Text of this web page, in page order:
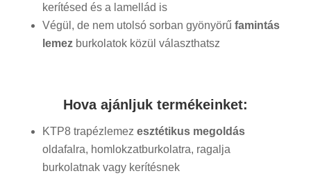
kerítésed és a lamellád is
Végül, de nem utolsó sorban gyönyörű famintás
lemezburkolatok közül választhatsz
Hova ajánljuk termékeinket:
KTP8 trapézlemez esztétikus megoldás
oldafalra, homlokzatburkolatra, ragalja
burkolatnak vagy kerítésnek